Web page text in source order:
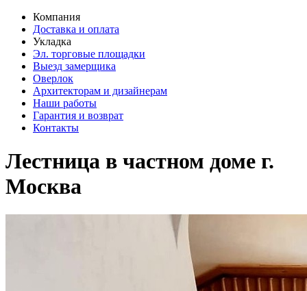
Компания
Доставка и оплата
Укладка
Эл. торговые площадки
Выезд замерщика
Оверлок
Архитекторам и дизайнерам
Наши работы
Гарантия и возврат
Контакты
Лестница в частном доме г.
Москва